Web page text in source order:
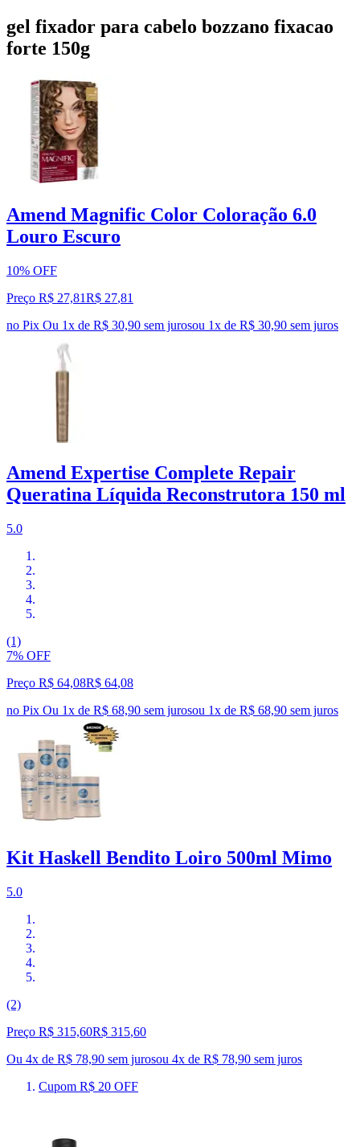
gel fixador para cabelo bozzano fixacao
forte 150g
Amend Magnific Color Coloração 6.0
Louro Escuro
10% OFF
Preço R$ 27,81R$ 27,81
no Pix Ou 1x de R$ 30,90 sem jurosou 1x de R$ 30,90 sem juros
Amend Expertise Complete Repair
Queratina Líquida Reconstrutora 150 ml
5.0
(1)
7% OFF
Preço R$ 64,08R$ 64,08
no Pix Ou 1x de R$ 68,90 sem jurosou 1x de R$ 68,90 sem juros
Kit Haskell Bendito Loiro 500ml Mimo
5.0
(2)
Preço R$ 315,60R$ 315,60
Ou 4x de R$ 78,90 sem jurosou 4x de R$ 78,90 sem juros
Cupom R$ 20 OFF